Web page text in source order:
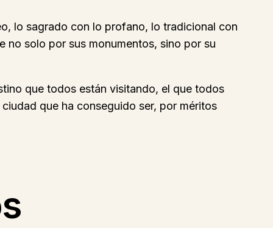
lo sagrado con lo profano, lo tradicional con
no solo por sus monumentos, sino por su
que todos están visitando, el que todos
que ha conseguido ser, por méritos